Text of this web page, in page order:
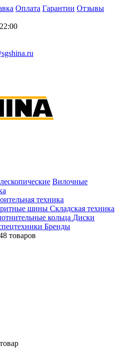
Оплата Гарантии Отзывы
Вилочные
техника
шины Складская техника
кольца Диски
Бренды
товаров